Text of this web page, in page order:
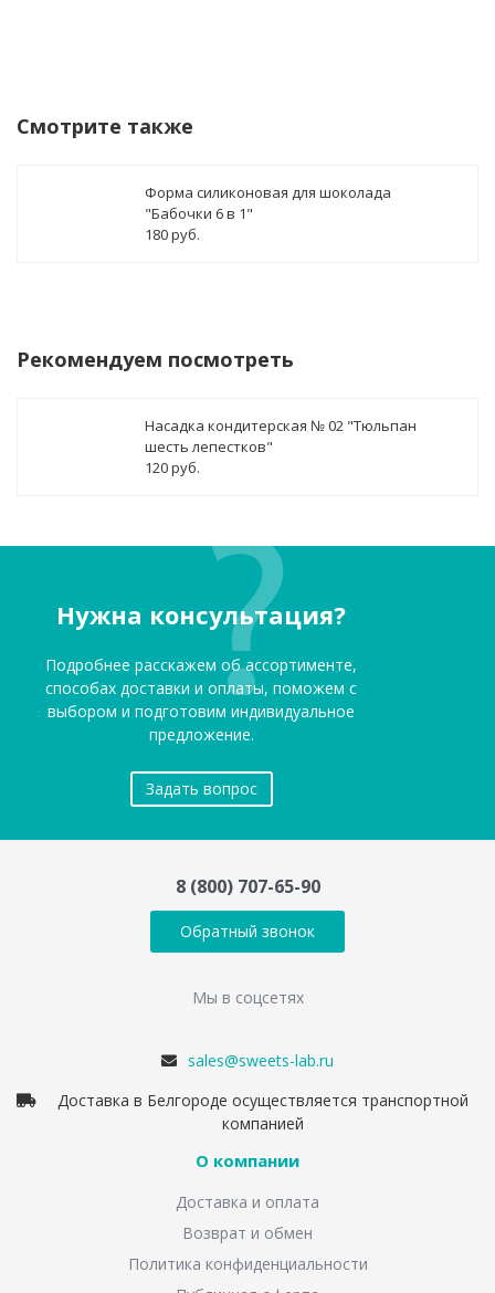
Смотрите также
Форма силиконовая для шоколада
"Бабочки 6 в 1"
180 руб.
Рекомендуем посмотреть
Насадка кондитерская № 02 "Тюльпан
шесть лепестков"
120 руб.
Нужна консультация?
Подробнее расскажем об ассортименте,
способах доставки и оплаты, поможем с
выбором и подготовим индивидуальное
предложение.
Задать вопрос
8 (800) 707-65-90
Обратный звонок
Мы в соцсетях
sales@sweets-lab.ru
Доставка в Белгороде осуществляется транспортной
компанией
О компании
Доставка и оплата
Возврат и обмен
Политика конфиденциальности